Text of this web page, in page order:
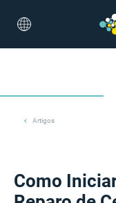
Artigos
Como